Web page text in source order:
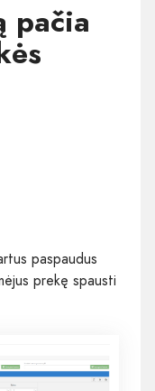
pačia
paspaudus
prekę spausti